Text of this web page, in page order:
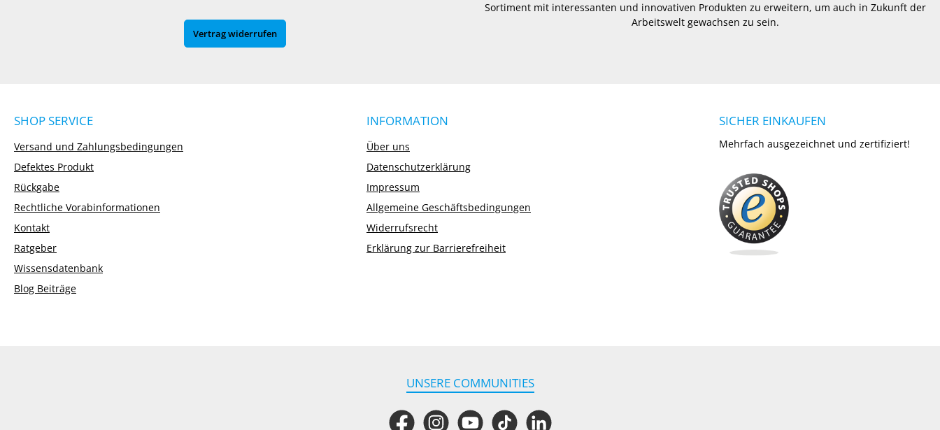
Vertrag widerrufen
Sortiment mit interessanten und innovativen Produkten zu erweitern, um auch in Zukunft der
Arbeitswelt gewachsen zu sein.
SHOP SERVICE
Versand und Zahlungsbedingungen
Defektes Produkt
Rückgabe
Rechtliche Vorabinformationen
Kontakt
Ratgeber
Wissensdatenbank
Blog Beiträge
INFORMATION
Über uns
Datenschutzerklärung
Impressum
Allgemeine Geschäftsbedingungen
Widerrufsrecht
Erklärung zur Barrierefreiheit
SICHER EINKAUFEN
Mehrfach ausgezeichnet und zertifiziert!
UNSERE COMMUNITIES